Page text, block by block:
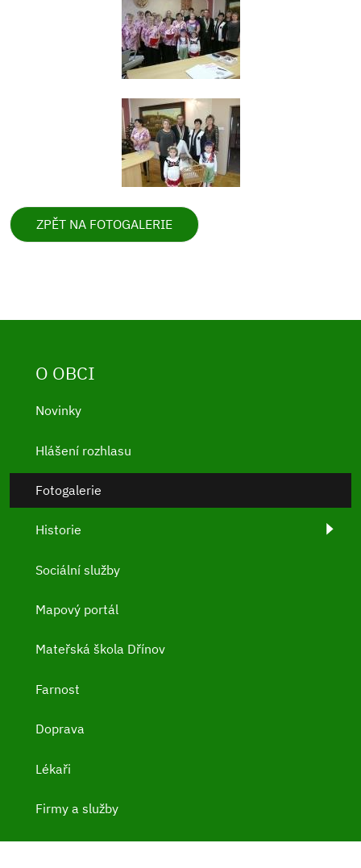
ZPĚT NA FOTOGALERIE
O OBCI
Novinky
Hlášení rozhlasu
Fotogalerie
Historie
Sociální služby
Mapový portál
Mateřská škola Dřínov
Farnost
Doprava
Lékaři
Firmy a služby